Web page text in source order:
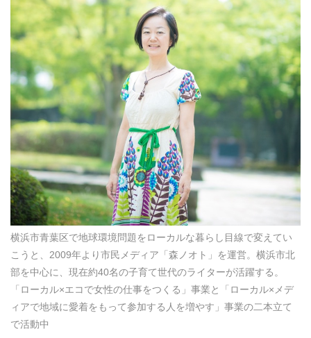
横浜市青葉区で地球環境問題をローカルな暮らし目線で変えてい
こうと、2009年より市民メディア「森ノオト」を運営。横浜市北
部を中心に、現在約40名の子育て世代のライターが活躍する。
「ローカル×エコで女性の仕事をつくる」事業と「ローカル×メデ
ィアで地域に愛着をもって参加する人を増やす」事業の二本立て
で活動中